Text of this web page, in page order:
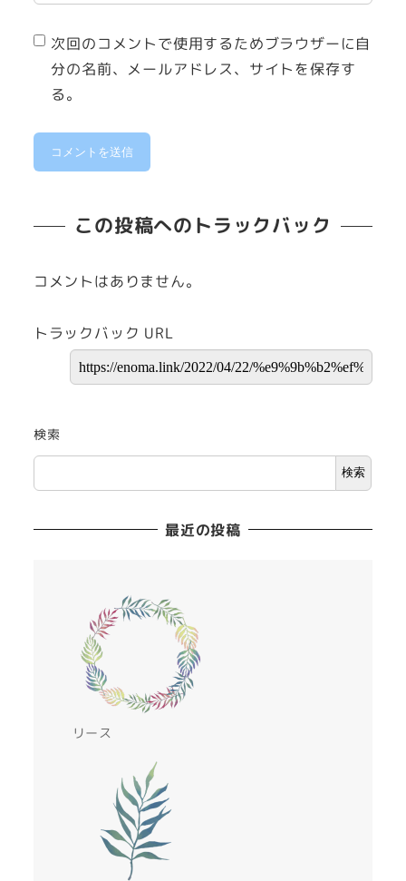
次回のコメントで使用するためブラウザーに自
分の名前、メールアドレス、サイトを保存す
る。
この投稿へのトラックバック
コメントはありません。
トラックバック URL
検索
検索
最近の投稿
リース